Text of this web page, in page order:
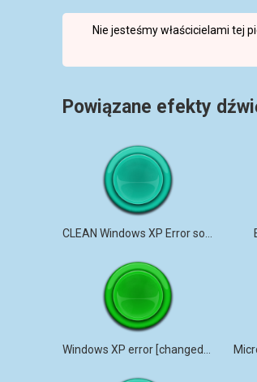
Nie jesteśmy właścicielami tej
Powiązane efekty